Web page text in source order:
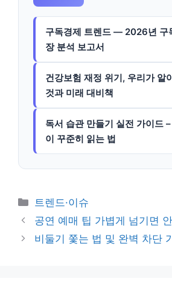
구독경제 트렌드 — 2026년 구
장 분석 보고서
건강보험 재정 위기, 우리가 알
것과 미래 대비책
독서 습관 만들기 실전 가이드
이 꾸준히 읽는 법
카
테
고
리
트렌드·이슈
공연 예매 팁 가볍게 넘기면
비둘기 쫓는 법 및 완벽 차단